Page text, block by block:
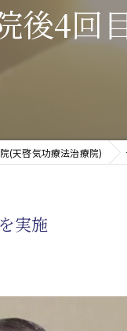
後4回
(天啓気功療法治療院)
実施